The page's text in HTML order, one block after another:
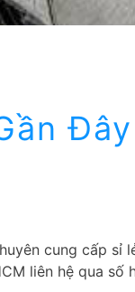
cung cấp sỉ
liên hệ qua số